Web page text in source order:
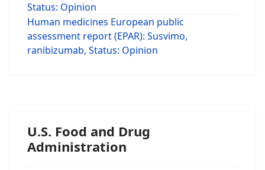
Status: Opinion
Human medicines European public
assessment report (EPAR): Susvimo,
ranibizumab, Status: Opinion
U.S. Food and Drug
Administration